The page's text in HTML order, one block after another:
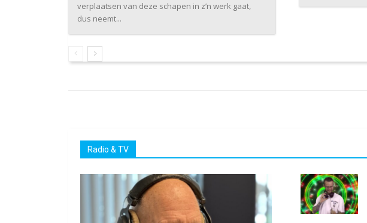
verplaatsen van deze schapen in z’n werk gaat,
dus neemt...
Radio & TV